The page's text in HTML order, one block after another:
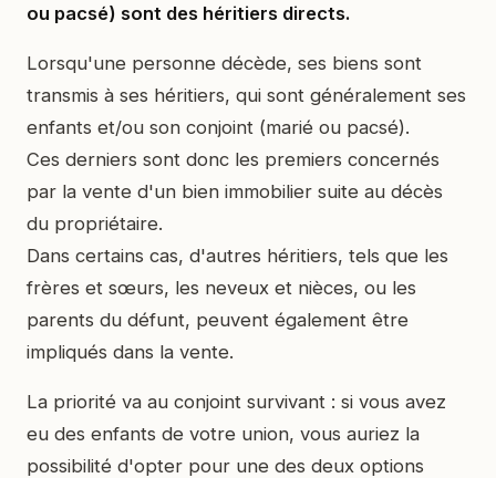
ou pacsé) sont des héritiers directs.
Lorsqu'une personne décède, ses biens sont
transmis à ses héritiers, qui sont généralement ses
enfants et/ou son conjoint (marié ou pacsé).
Ces derniers sont donc les premiers concernés
par la vente d'un bien immobilier suite au décès
du propriétaire.
Dans certains cas, d'autres héritiers, tels que les
frères et sœurs, les neveux et nièces, ou les
parents du défunt, peuvent également être
impliqués dans la vente.
La priorité va au conjoint survivant : si vous avez
eu des enfants de votre union, vous auriez la
possibilité d'opter pour une des deux options